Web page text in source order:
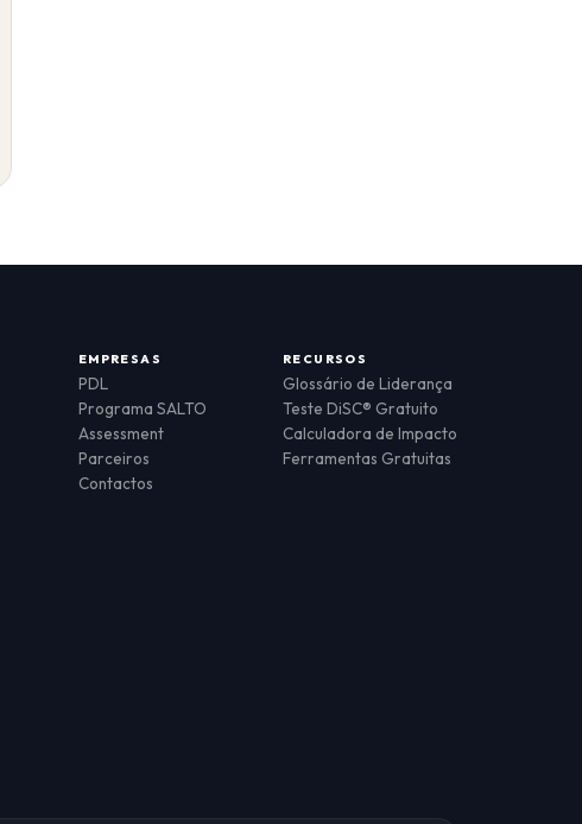
EMPRESAS
PDL
Programa SALTO
Assessment
Parceiros
Contactos
RECURSOS
Glossário de Liderança
Teste DiSC® Gratuito
Calculadora de Impacto
Ferramentas Gratuitas